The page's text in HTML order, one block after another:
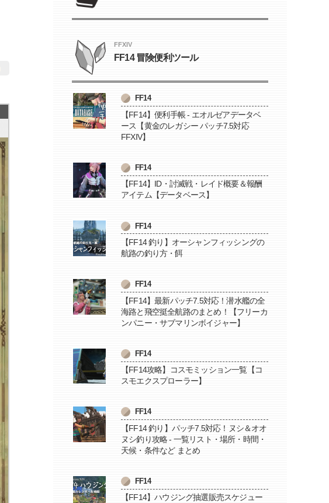
FFXIV
FF14 冒険便利ツール
FF14
【FF14】便利手帳 - エオルゼアデータベ
ース【黄金のレガシー パッチ7.5対応
FFXIV】
FF14
【FF14】ID・討滅戦・レイド概要＆報酬
アイテム【データベース】
FF14
【FF14 釣り】オーシャンフィッシングの
航路の釣り方・餌
FF14
【FF14】最新パッチ7.5対応！潜水艦の全
海路と飛空挺全航路のまとめ！【フリーカ
ンパニー・サブマリンボイジャー】
FF14
【FF14攻略】コスモミッション一覧【コ
スモエクスプローラー】
FF14
【FF14 釣り】パッチ7.5対応！ヌシ＆オオ
ヌシ釣り攻略 - 一覧リスト・場所・時間・
天候・条件など まとめ
FF14
【FF14】ハウジング抽選販売スケジュー